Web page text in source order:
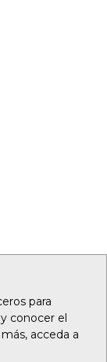
para
conocer el
acceda a